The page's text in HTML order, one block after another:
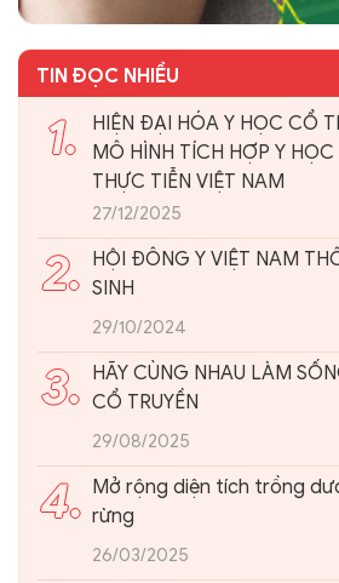
TIN ĐỌC NHIỀU
1.
HIỆN ĐẠI HÓA Y HỌC CỔ
MÔ HÌNH TÍCH HỢP Y
THỰC TIỄN VIỆT NAM
27/12/2025
2. HỘI ĐÔNG Y VIỆT NAM
SINH
29/10/2024
3. HÃY CÙNG NHAU LÀM
CỔ TRUYỀN
29/08/2025
4. Mở rộng diện tích trồng
rừng
26/03/2025